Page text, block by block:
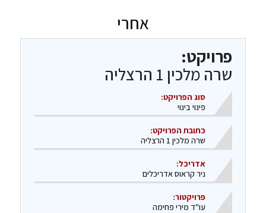
אחרי
פרויקט:
שרה מלכין 1 הרצליה​
סוג הפרויקט:
פינוי בינוי
כתובת הפרויקט:
שרה מלכין 1 הרצליה
אדריכל:
ניר קראוס אדריכלים​
פרויקטור:
עו"ד מירי פחימה